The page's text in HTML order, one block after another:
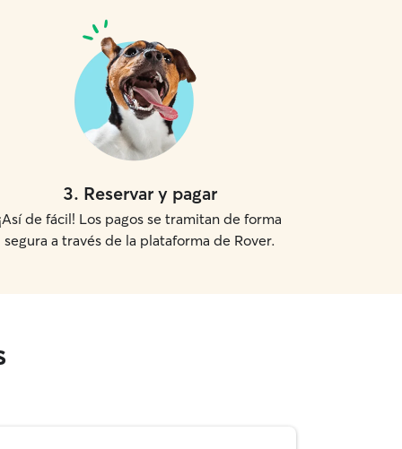
3. Reservar y pagar
¡Así de fácil! Los pagos se tramitan de forma
segura a través de la plataforma de Rover.